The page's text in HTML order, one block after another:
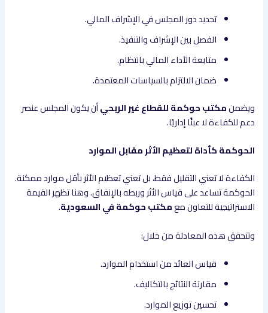
تحديد دور المجلس في الإشراف المالي.
الفصل بين الإشراف والتنفيذ.
متابعة الأداء المالي بانتظام.
ضمان الالتزام بالسياسات المعتمدة.
ويضمنمكتب حوكمة للقطاع غير الربحيأن يكون المجلس عنصر
دعم للكفاءة لا عبئًا إداريًا.
الحوكمة كأداة لتعظيم الأثر مقابل الموارد
الكفاءة لا تعني التقليل فقط، بل تعني تعظيم الأثر بأقل موارد ممكنة.
الحوكمة تساعد على قياس الأثر وربطه بالإنفاق. وهنا تظهر القيمة
الاستراتيجية للتعاون معمكتب حوكمة في السعودية.
وتتحقق هذه المعادلة من خلال:
قياس العائد من استخدام الموارد.
مقارنة النتائج بالتكاليف.
تحسين توزيع الموارد.